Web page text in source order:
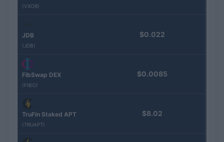
(VXOR)
JDB
(JDB)
$0.022
FibSwap DEX
(FIBO)
$0.0085
TruFin Staked APT
(TRUAPT)
$8.02